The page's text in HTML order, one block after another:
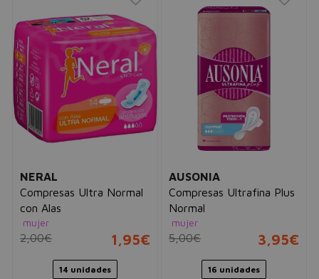
NERAL
Compresas Ultra Normal
con Alas
mujer
2,00€ 1,95€
14 unidades
AUSONIA
Compresas Ultrafina Plus
Normal
mujer
5,00€ 3,95€
16 unidades